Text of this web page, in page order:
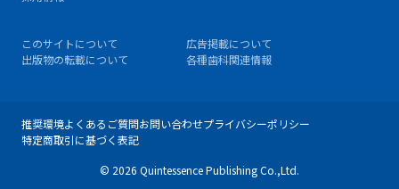
このサイトについて
広告掲載について
出版物の転載について
各種歯科関連情報
推奨環境よくあるご質問お問い合わせプライバシーポリシー
特定商取引に基づく表記
© 2026 Quintessence Publishing Co.,Ltd.